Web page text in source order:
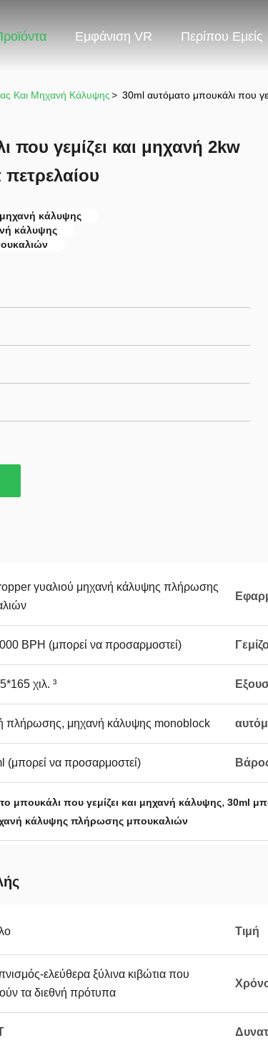
Εμφάνιση VR Περίπου Εμείς
Και Μηχανή Κάλυψης> 30ml αυτόματο μπουκάλι που
που γεμίζει και μηχανή 2kw
μηχανή κάλυψης
κάλυψης
γυαλιού μηχανή κάλυψης πλήρωσης
BPH (μπορεί να προσαρμοστεί)
χιλ. ³
πλήρωσης, μηχανή κάλυψης monoblock
(μπορεί να προσαρμοστεί)
μπουκάλι που γεμίζει και μηχανή κάλυψης, 30ml
κάλυψης πλήρωσης μπουκαλιών
Τιμή
ελεύθερα ξύλινα κιβώτια που
τα διεθνή πρότυπα